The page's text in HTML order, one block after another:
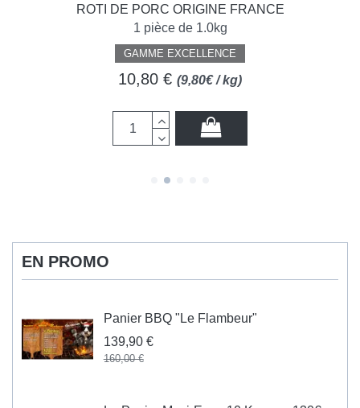
ROTI DE PORC ORIGINE FRANCE
1 pièce de 1.0kg
GAMME EXCELLENCE
10,80 € (9,80€ / kg)
EN PROMO
Panier BBQ "Le Flambeur"
139,90 €
160,00 €